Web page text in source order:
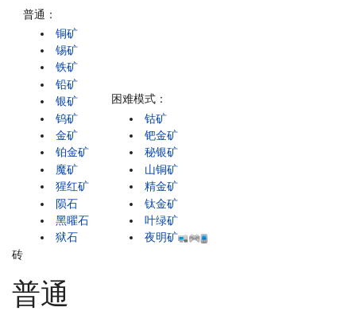
普通：
铜矿
锡矿
铁矿
铅矿
银矿
钨矿
金矿
铂金矿
魔矿
猩红矿
陨石
黑曜石
狱石
困难模式：
钴矿
钯金矿
秘银矿
山铜矿
精金矿
钛金矿
叶绿矿
夜明矿
砖
普通